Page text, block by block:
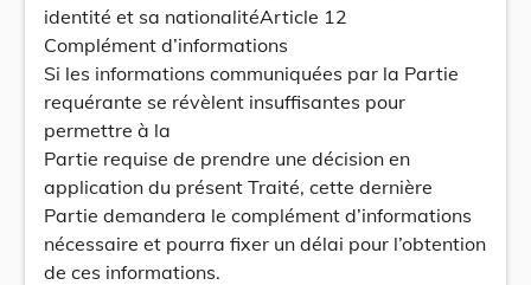
identité et sa nationalitéArticle 12
Complément d’informations
Si les informations communiquées par la Partie
requérante se révèlent insuffisantes pour
permettre à la
Partie requise de prendre une décision en
application du présent Traité, cette dernière
Partie demandera le complément d’informations
nécessaire et pourra fixer un délai pour l’obtention
de ces informations.